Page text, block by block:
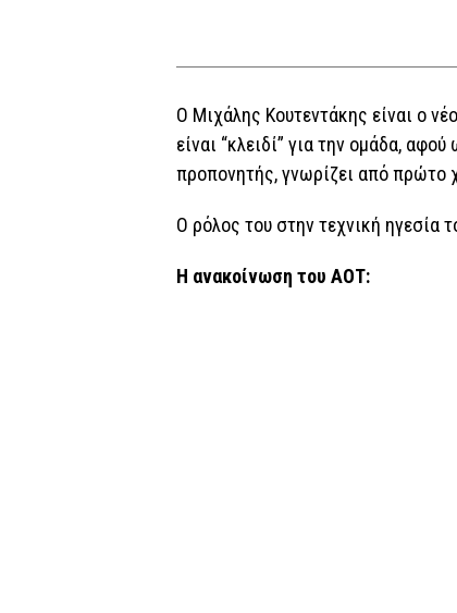
Ο Μιχάλης Κουτεντάκης είναι ο
είναι “κλειδί” για την ομάδα,
προπονητής, γνωρίζει από πρώτο
Ο ρόλος του στην τεχνική ηγεσία
Η ανακοίνωση του ΑΟΤ: